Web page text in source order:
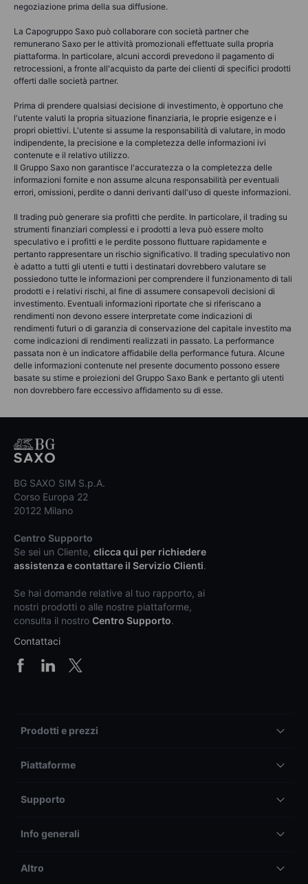
negoziazione prima della sua diffusione.
La Capogruppo Saxo può collaborare con società partner che
remunerano Saxo per le attività promozionali effettuate sulla propria
piattaforma. In particolare, alcuni accordi prevedono il pagamento di
retrocessioni, a fronte all'acquisto da parte dei clienti di specifici prodotti
offerti dalle società partner.
Prima di prendere qualsiasi decisione di investimento, è opportuno che
l'utente valuti la propria situazione finanziaria, le proprie esigenze e i
propri obiettivi. L'utente si assume la responsabilità di valutare, in modo
indipendente, la precisione e la completezza delle informazioni ivi
contenute e il relativo utilizzo.
Il Gruppo Saxo non garantisce l'accuratezza o la completezza delle
informazioni fornite e non assume alcuna responsabilità per eventuali
errori, omissioni, perdite o danni derivanti dall'uso di queste informazioni.
Il trading può generare sia profitti che perdite. In particolare, il trading su
strumenti finanziari complessi e i prodotti a leva può essere molto
speculativo e i profitti e le perdite possono fluttuare rapidamente e
pertanto rappresentare un rischio significativo. Il trading speculativo non
è adatto a tutti gli utenti e tutti i destinatari dovrebbero valutare se
possiedono tutte le informazioni per comprendere il funzionamento di tali
prodotti e i relativi rischi, al fine di assumere consapevoli decisioni di
investimento. Eventuali informazioni riportate che si riferiscano a
rendimenti non devono essere interpretate come indicazioni di
rendimenti futuri o di garanzia di conservazione del capitale investito ma
come indicazioni di rendimenti realizzati in passato. La performance
passata non è un indicatore affidabile della performance futura. Alcune
delle informazioni contenute nel presente documento possono essere
basate su stime e proiezioni del Gruppo Saxo Bank e pertanto gli utenti
non dovrebbero fare eccessivo affidamento su di esse.
BG SAXO SIM S.p.A.
Corso Europa 22
20122 Milano
Centro Supporto
Se sei un Cliente, clicca qui per richiedere
assistenza e contattare il Servizio Clienti.
Se hai domande relative al tuo rapporto, ai
nostri prodotti o alle nostre piattaforme,
consulta il nostro Centro Supporto.
Contattaci
Prodotti e prezzi
Piattaforme
Supporto
Info generali
Altro